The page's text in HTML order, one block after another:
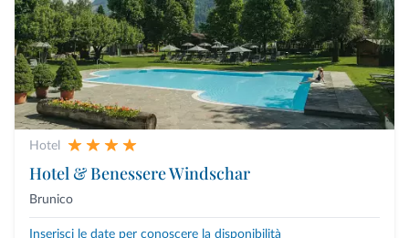
Hotel
Hotel & Benessere Windschar
Brunico
Inserisci le date per conoscere la disponibilità